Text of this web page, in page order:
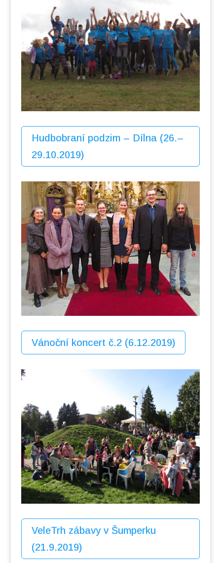
Hudbobraní podzim – Dílna (26.–
29.10.2019)
Vánoční koncert č.2 (6.12.2019)
VeleTrh zábavy v Šumperku
(21.9.2019)